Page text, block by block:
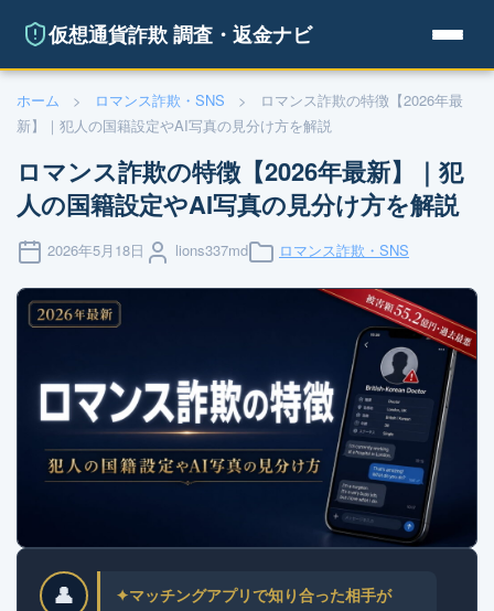
仮想通貨詐欺 調査・返金ナビ
ホーム > ロマンス詐欺・SNS >
ロマンス詐欺の特徴【2026年最
新】｜犯人の国籍設定やAI写真の見分け方を解説
ロマンス詐欺の特徴【2026年最新】｜犯
人の国籍設定やAI写真の見分け方を解説
2026年5月18日 lions337md ロマンス詐欺・SNS
👤
✦マッチングアプリで知り合った相手が